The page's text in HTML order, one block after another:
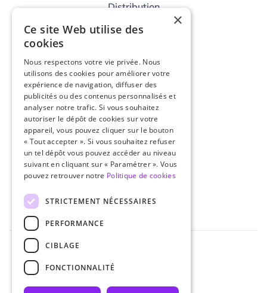
Distribution
Technologies
Agrégateurs de flux
Amazon Ads
Partenaires
Notre agence
Notre mission
Nos experts
Carrière
Blog
Politique de confidentialité
Politique de cookies
×
Ce site Web utilise des
cookies
Nous respectons votre vie privée. Nous
utilisons des cookies pour améliorer votre
expérience de navigation, diffuser des
publicités ou des contenus personnalisés et
analyser notre trafic. Si vous souhaitez
autoriser le dépôt de cookies sur votre
appareil, vous pouvez cliquer sur le bouton
« Tout accepter ». Si vous souhaitez refuser
un tel dépôt vous pouvez accéder au niveau
suivant en cliquant sur « Paramétrer ». Vous
pouvez retrouver notre Politique de cookies
STRICTEMENT NÉCESSAIRES
PERFORMANCE
CIBLAGE
FONCTIONNALITÉ